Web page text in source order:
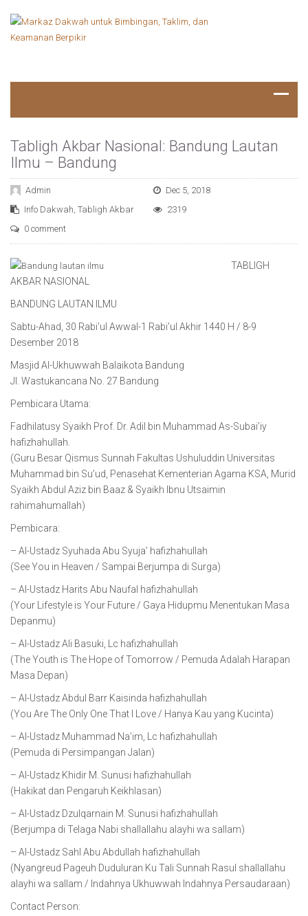
Tabligh Akbar Nasional: Bandung Lautan
Ilmu – Bandung
Admin
Dec 5, 2018
Info Dakwah, Tabligh Akbar
2319
0 comment
TABLIGH
AKBAR NASIONAL
BANDUNG LAUTAN ILMU
Sabtu-Ahad, 30 Rabi’ul Awwal-1 Rabi’ul Akhir 1440 H / 8-9
Desember 2018
Masjid Al-Ukhuwwah Balaikota Bandung
Jl. Wastukancana No. 27 Bandung
Pembicara Utama:
Fadhilatusy Syaikh Prof. Dr. Adil bin Muhammad As-Subai’iy
hafizhahullah.
(Guru Besar Qismus Sunnah Fakultas Ushuluddin Universitas
Muhammad bin Su’ud, Penasehat Kementerian Agama KSA, Murid
Syaikh Abdul Aziz bin Baaz & Syaikh Ibnu Utsaimin
rahimahumallah)
Pembicara:
– Al-Ustadz Syuhada Abu Syuja’ hafizhahullah
(See You in Heaven / Sampai Berjumpa di Surga)
– Al-Ustadz Harits Abu Naufal hafizhahullah
(Your Lifestyle is Your Future / Gaya Hidupmu Menentukan Masa
Depanmu)
– Al-Ustadz Ali Basuki, Lc hafizhahullah
(The Youth is The Hope of Tomorrow / Pemuda Adalah Harapan
Masa Depan)
– Al-Ustadz Abdul Barr Kaisinda hafizhahullah
(You Are The Only One That I Love / Hanya Kau yang Kucinta)
– Al-Ustadz Muhammad Na’im, Lc hafizhahullah
(Pemuda di Persimpangan Jalan)
– Al-Ustadz Khidir M. Sunusi hafizhahullah
(Hakikat dan Pengaruh Keikhlasan)
– Al-Ustadz Dzulqarnain M. Sunusi hafizhahullah
(Berjumpa di Telaga Nabi shallallahu alayhi wa sallam)
– Al-Ustadz Sahl Abu Abdullah hafizhahullah
(Nyangreud Pageuh Duduluran Ku Tali Sunnah Rasul shallallahu
alayhi wa sallam / Indahnya Ukhuwwah Indahnya Persaudaraan)
Contact Person: